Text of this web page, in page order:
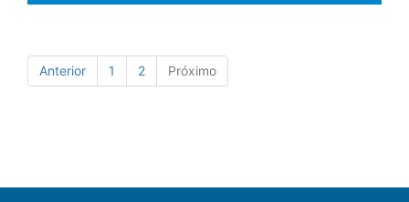
Anterior 1 2 Próximo